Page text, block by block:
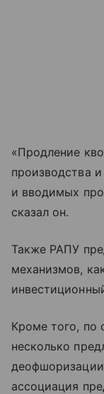
«Продление
производства
и вводимых
сказал он.
Также РАПУ
механизмов,
Кроме того, по
несколько
ассоциация